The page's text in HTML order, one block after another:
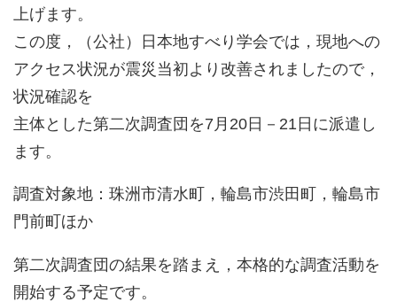
上げます。
この度，（公社）日本地すべり学会では，現地への
アクセス状況が震災当初より改善されましたので，
状況確認を
主体とした第二次調査団を7月20日－21日に派遣し
ます。
調査対象地：珠洲市清水町，輪島市渋田町，輪島市
門前町ほか
第二次調査団の結果を踏まえ，本格的な調査活動を
開始する予定です。